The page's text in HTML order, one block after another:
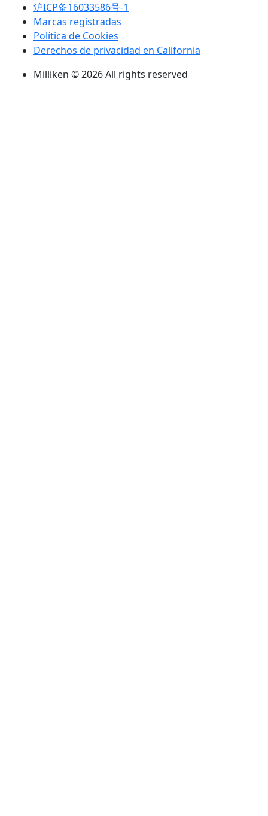
沪ICP备16033586号-1
Marcas registradas
Política de Cookies
Derechos de privacidad en California
Milliken © 2026 All rights reserved